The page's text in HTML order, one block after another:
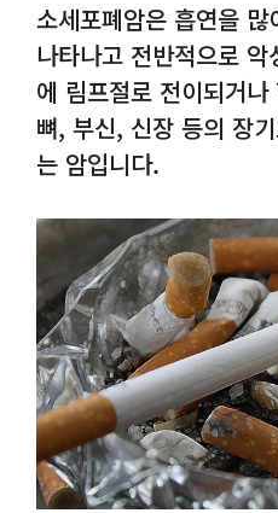
소세포폐암은 흡연을
나타나고 전반적으로
에 림프절로 전이되거
뼈, 부신, 신장 등의 장
는 암입니다.